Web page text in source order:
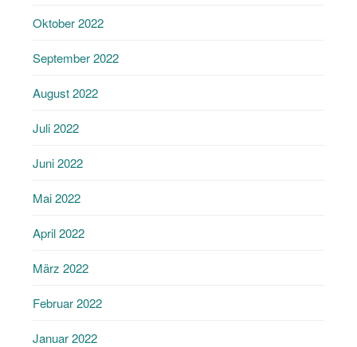
Oktober 2022
September 2022
August 2022
Juli 2022
Juni 2022
Mai 2022
April 2022
März 2022
Februar 2022
Januar 2022